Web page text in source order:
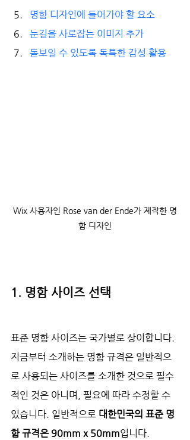
명함 디자인에 들어가야 할 요소
눈길을 사로잡는 이미지 추가
돋보일 수 있도록 독특한 감성 활용
Wix 사용자인 Rose van der Ende가 제작한 명
함 디자인
1. 명함 사이즈 선택
표준 명함 사이즈는 국가별로 상이합니다.
지금부터 소개하는 명함 규격은 일반적으
로 사용되는 사이즈를 소개한 것으로 필수
적인 것은 아니며, 필요에 따라 수정할 수
있습니다. 일반적으로 대한민국의 표준 명
함 규격은 90mm x 50mm입니다.